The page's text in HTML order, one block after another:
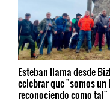
Esteban llama desde
celebrar que "somos
reconociendo como tal"